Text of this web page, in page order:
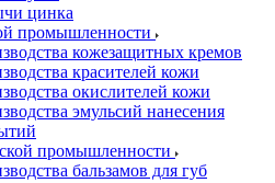
цинка
промышленности
кожезащитных кремов
красителей кожи
окислителей кожи
эмульсий нанесения
промышленности
бальзамов для губ